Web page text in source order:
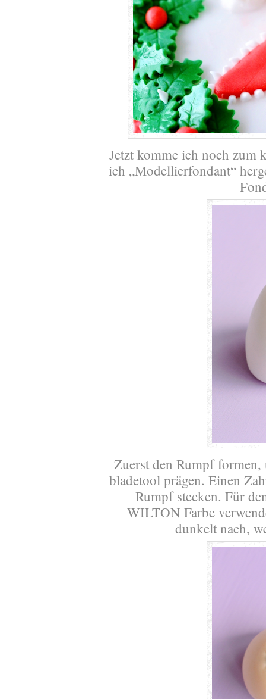
Jetzt komme ich noch zum
ich „Modellierfondant“
Zuerst den Rumpf
bladetool prägen. Einen
Rumpf stecken. Für
WILTON Farbe
dunkelt nach,